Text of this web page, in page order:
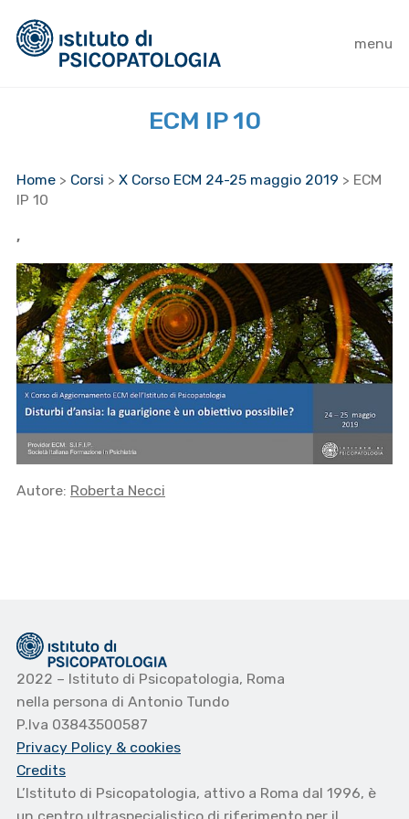
menu
ECM IP 10
Home > Corsi > X Corso ECM 24-25 maggio 2019 > ECM
IP 10
,
Autore: Roberta Necci
2022 – Istituto di Psicopatologia, Roma
nella persona di Antonio Tundo
P.Iva 03843500587
Privacy Policy & cookies
Credits
L’Istituto di Psicopatologia, attivo a Roma dal 1996, è